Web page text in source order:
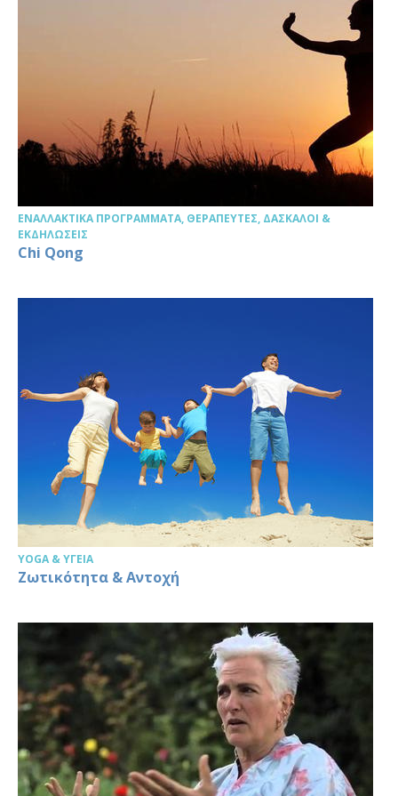
ΕΝΑΛΛΑΚΤΙΚΆ ΠΡΟΓΡΆΜΜΑΤΑ, ΘΕΡΑΠΕΥΤΈΣ, ΔΆΣΚΑΛΟΙ &
ΕΚΔΗΛΏΣΕΙΣ
Chi Qong
YOGA & ΥΓΕΊΑ
Ζωτικότητα & Αντοχή